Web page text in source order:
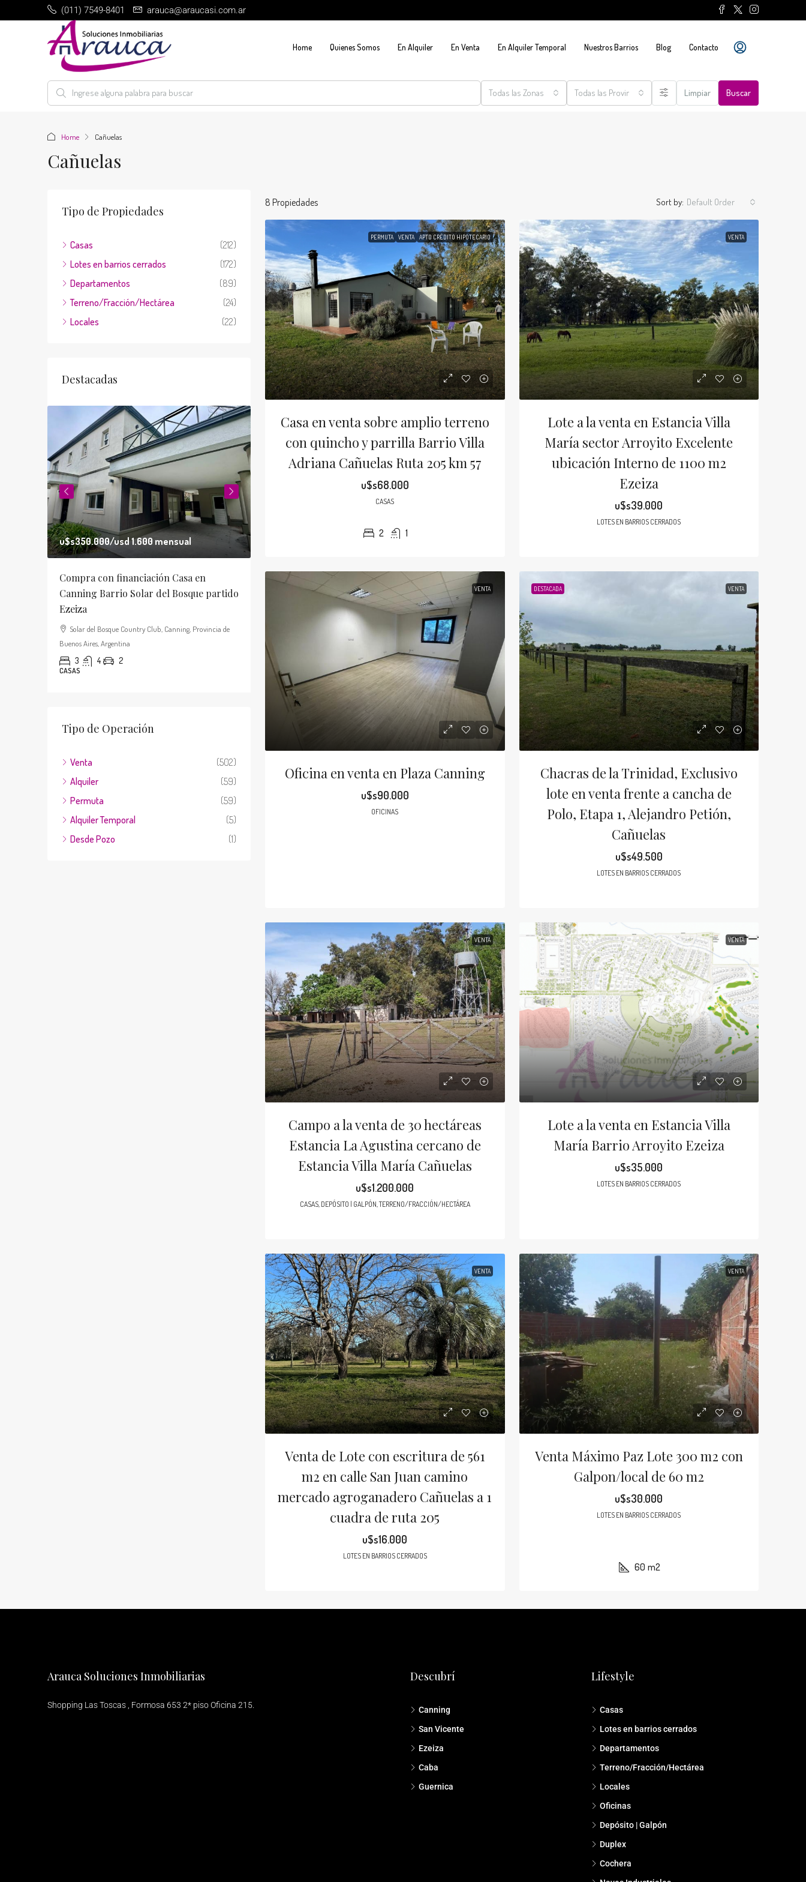
(011) 7549-8401 arauca@araucasi.com.ar
Home Quienes Somos En Alquiler En Venta En Alquiler Temporal Nuestros Barrios Blog Contacto
Todas las Zonas Todas las Provincias Limpiar Buscar
Home Cañuelas
Cañuelas
8 Propiedades Sort by: Default Order
PERMUTA VENTA APTO CRÉDITO HIPOTECARIO
Casa en venta sobre amplio terreno
con quincho y parrilla Barrio Villa
Adriana Cañuelas Ruta 205 km 57
u$s68.000
CASAS
2 1
VENTA
Lote a la venta en Estancia Villa
María sector Arroyito Excelente
ubicación Interno de 1100 m2
Ezeiza
u$s39.000
LOTES EN BARRIOS CERRADOS
VENTA
Oficina en venta en Plaza Canning
u$s90.000
OFICINAS
DESTACADA VENTA
Chacras de la Trinidad, Exclusivo
lote en venta frente a cancha de
Polo, Etapa 1, Alejandro Petión,
Cañuelas
u$s49.500
LOTES EN BARRIOS CERRADOS
VENTA
Campo a la venta de 30 hectáreas
Estancia La Agustina cercano de
Estancia Villa María Cañuelas
u$s1.200.000
CASAS, DEPÓSITO | GALPÓN, TERRENO/FRACCIÓN/HECTÁREA
VENTA
Lote a la venta en Estancia Villa
María Barrio Arroyito Ezeiza
u$s35.000
LOTES EN BARRIOS CERRADOS
VENTA
Venta de Lote con escritura de 561
m2 en calle San Juan camino
mercado agroganadero Cañuelas a 1
cuadra de ruta 205
u$s16.000
LOTES EN BARRIOS CERRADOS
VENTA
Venta Máximo Paz Lote 300 m2 con
Galpon/local de 60 m2
u$s30.000
LOTES EN BARRIOS CERRADOS
60 m2
Tipo de Propiedades
Casas
(212)
Lotes en barrios cerrados
(172)
Departamentos
(89)
Terreno/Fracción/Hectárea
(24)
Locales
(22)
Destacadas
u$s350.000/usd 1.600 mensual
Compra con financiación Casa en
Canning Barrio Solar del Bosque partido
Ezeiza
Solar del Bosque Country Club, Canning, Provincia de
Buenos Aires, Argentina
3 4 2
CASAS
Casa con pileta a la venta en La Unión,
Ezeiza, barrio Quinta Avenida calle Las
Las Acacias 900, La Unión, Provincia de Buenos Aires,
Argentina
m2
CASAS
Casa en venta en Ezeiza sobre Berutti al
100
Berutti 100, Ezeiza, Provincia de Buenos Aires, Argentina
2 126 m2 LOTES EN BARRIOS CERRADOS
Tipo de Operación
Venta
(502)
Alquiler
(59)
Permuta
(59)
Alquiler Temporal
(5)
Desde Pozo
(1)
Arauca Soluciones Inmobiliarias
Shopping Las Toscas , Formosa 653 2* piso Oficina 215.
Descubrí
Canning
San Vicente
Ezeiza
Caba
Guernica
Lifestyle
Casas
Lotes en barrios cerrados
Departamentos
Terreno/Fracción/Hectárea
Locales
Oficinas
Depósito | Galpón
Duplex
Cochera